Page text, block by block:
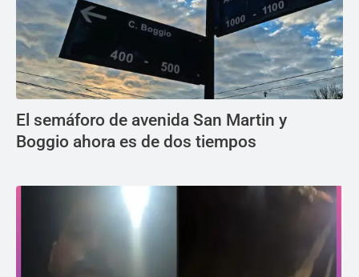
El semáforo de avenida San Martin y
Boggio ahora es de dos tiempos